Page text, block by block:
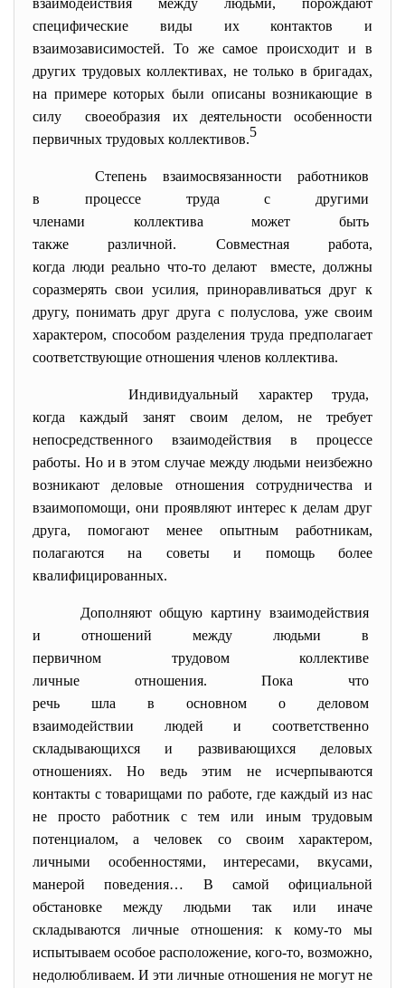
взаимодействия между людьми, порождают
специфические виды их контактов и
взаимозависимостей. То же самое происходит и в
других трудовых коллективах, не только в бригадах,
на примере которых были описаны возникающие в
силу своеобразия их деятельности особенности
первичных трудовых коллективов.5
Степень взаимосвязанности работников
в процессе труда с другими
членами коллектива может быть
также различной. Совместная работа,
когда люди реально что-то делают вместе, должны
соразмерять свои усилия, приноравливаться друг к
другу, понимать друг друга с полуслова, уже своим
характером, способом разделения труда предполагает
соответствующие отношения членов коллектива.
Индивидуальный характер труда,
когда каждый занят своим делом, не требует
непосредственного взаимодействия в процессе
работы. Но и в этом случае между людьми неизбежно
возникают деловые отношения сотрудничества и
взаимопомощи, они проявляют интерес к делам друг
друга, помогают менее опытным работникам,
полагаются на советы и помощь более
квалифицированных.
Дополняют общую картину взаимодействия
и отношений между людьми в
первичном трудовом коллективе
личные отношения. Пока что
речь шла в основном о деловом
взаимодействии людей и соответственно
складывающихся и развивающихся деловых
отношениях. Но ведь этим не исчерпываются
контакты с товарищами по работе, где каждый из нас
не просто работник с тем или иным трудовым
потенциалом, а человек со своим характером,
личными особенностями, интересами, вкусами,
манерой поведения… В самой официальной
обстановке между людьми так или иначе
складываются личные отношения: к кому-то мы
испытываем особое расположение, кого-то, возможно,
недолюбливаем. И эти личные отношения не могут не